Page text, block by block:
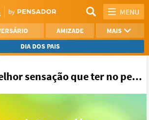
MENU
AMIZADE
MAIS
DIA DOS PAIS
sensação que ter no pe...